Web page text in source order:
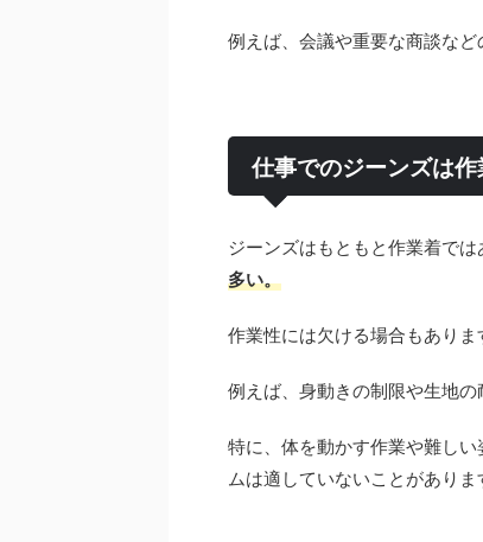
例えば、会議や重要な商談など
仕事でのジーンズは
ジーンズはもともと作業着では
多い。
作業性には欠ける場合もありま
例えば、身動きの制限や生地
特に、体を動かす作業や難し
ムは適していないことがありま